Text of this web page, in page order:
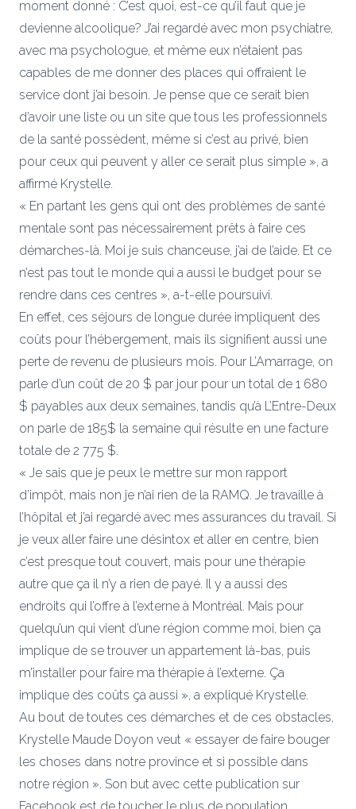
moment donné : C’est quoi, est-ce qu’il faut que je
devienne alcoolique? J’ai regardé avec mon psychiatre,
avec ma psychologue, et même eux n’étaient pas
capables de me donner des places qui offraient le
service dont j’ai besoin. Je pense que ce serait bien
d’avoir une liste ou un site que tous les professionnels
de la santé possèdent, même si c’est au privé, bien
pour ceux qui peuvent y aller ce serait plus simple », a
affirmé Krystelle.
« En partant les gens qui ont des problèmes de santé
mentale sont pas nécessairement prêts à faire ces
démarches-là. Moi je suis chanceuse, j’ai de l’aide. Et ce
n’est pas tout le monde qui a aussi le budget pour se
rendre dans ces centres », a-t-elle poursuivi.
En effet, ces séjours de longue durée impliquent des
coûts pour l’hébergement, mais ils signifient aussi une
perte de revenu de plusieurs mois. Pour L’Amarrage, on
parle d’un coût de 20 $ par jour pour un total de 1 680
$ payables aux deux semaines, tandis qu’à L’Entre-Deux
on parle de 185$ la semaine qui résulte en une facture
totale de 2 775 $.
« Je sais que je peux le mettre sur mon rapport
d’impôt, mais non je n’ai rien de la RAMQ. Je travaille à
l’hôpital et j’ai regardé avec mes assurances du travail. Si
je veux aller faire une désintox et aller en centre, bien
c’est presque tout couvert, mais pour une thérapie
autre que ça il n’y a rien de payé. Il y a aussi des
endroits qui l’offre à l’externe à Montréal. Mais pour
quelqu’un qui vient d’une région comme moi, bien ça
implique de se trouver un appartement là-bas, puis
m’installer pour faire ma thérapie à l’externe. Ça
implique des coûts ça aussi », a expliqué Krystelle.
Au bout de toutes ces démarches et de ces obstacles,
Krystelle Maude Doyon veut « essayer de faire bouger
les choses dans notre province et si possible dans
notre région ». Son but avec cette publication sur
Facebook est de toucher le plus de population